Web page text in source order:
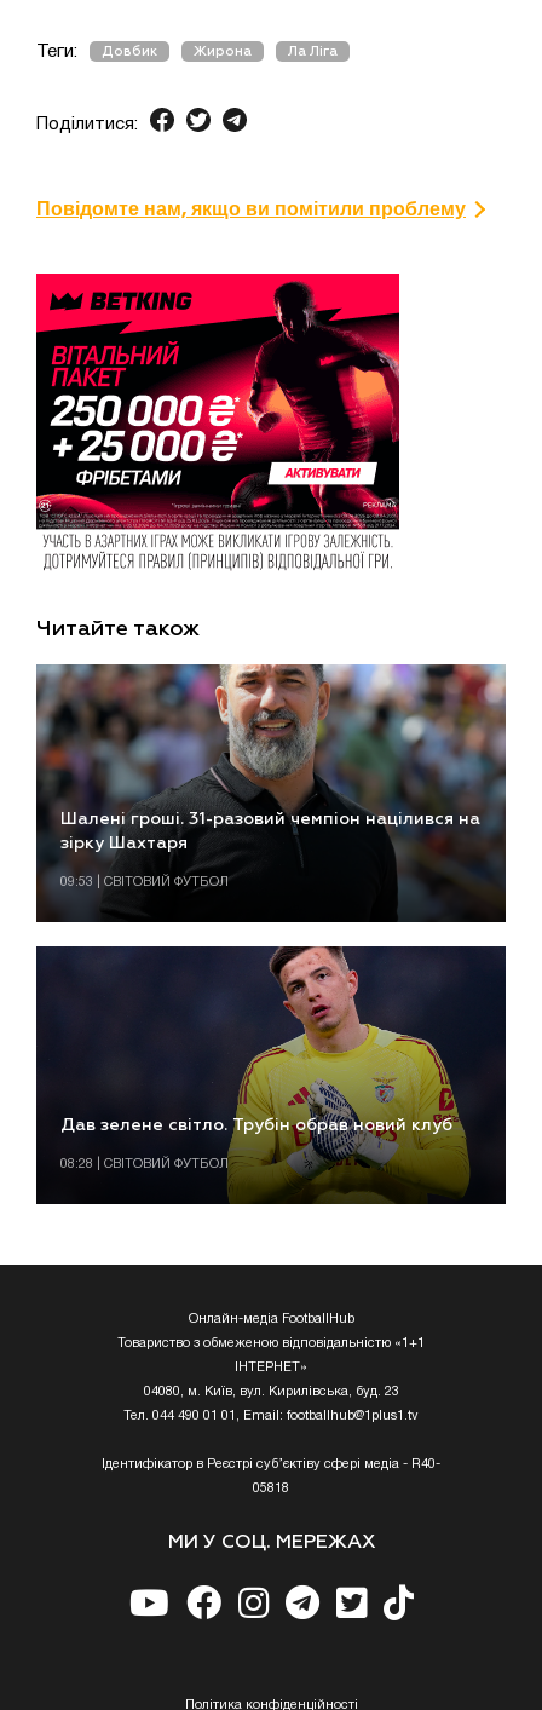
Теги: Довбик Жирона Ла Ліга
Поділитися:
Повідомте нам, якщо ви помітили проблему
Читайте також
Шалені гроші. 31-разовий чемпіон націлився на
зірку Шахтаря
09:53 | СВІТОВИЙ ФУТБОЛ
Дав зелене світло. Трубін обрав новий клуб
08:28 | СВІТОВИЙ ФУТБОЛ
Онлайн-медіа FootballHub
Товариство з обмеженою відповідальністю «1+1
ІНТЕРНЕТ»
04080, м. Київ, вул. Кирилівська, буд. 23
Тел. 044 490 01 01, Email: footballhub@1plus1.tv
Ідентифікатор в Реєстрі суб’єктіву сфері медіа - R40-
05818
МИ У СОЦ. МЕРЕЖАХ
Полiтика конфiденцiйностi